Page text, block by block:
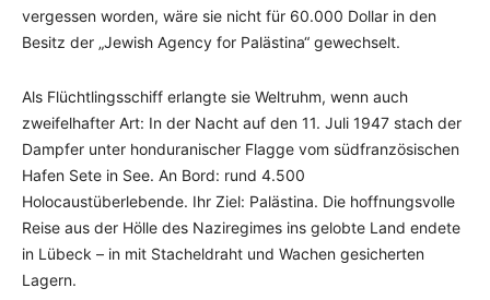
vergessen worden, wäre sie nicht für 60.000 Dollar in den
Besitz der „Jewish Agency for Palästina“ gewechselt.
Als Flüchtlingsschiff erlangte sie Weltruhm, wenn auch
zweifelhafter Art: In der Nacht auf den 11. Juli 1947 stach der
Dampfer unter honduranischer Flagge vom südfranzösischen
Hafen Sete in See. An Bord: rund 4.500
Holocaustüberlebende. Ihr Ziel: Palästina. Die hoffnungsvolle
Reise aus der Hölle des Naziregimes ins gelobte Land endete
in Lübeck – in mit Stacheldraht und Wachen gesicherten
Lagern.